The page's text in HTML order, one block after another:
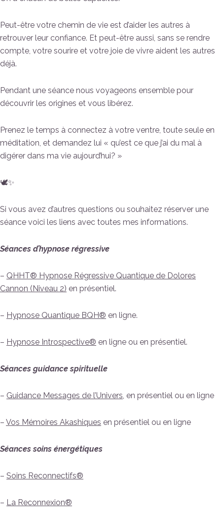
Peut-être votre chemin de vie est d’aider les autres à
retrouver leur confiance. Et peut-être aussi, sans se rendre
compte, votre sourire et votre joie de vivre aident les autres
déjà.
Pendant une séance nous voyageons ensemble pour
découvrir les origines et vous libérez.
Prenez le temps à connectez à votre ventre, toute seule en
méditation, et demandez lui « qu’est ce que j’ai du mal à
digérer dans ma vie aujourd’hui? »
🕊️✨
Si vous avez d’autres questions ou souhaitez réserver une
séance voici les liens avec toutes mes informations.
Séances d’hypnose régressive
– QHHT® Hypnose Régressive Quantique de Dolores
Cannon (Niveau 2) en présentiel.
– Hypnose Quantique BQH® en ligne.
– Hypnose Introspective® en ligne ou en présentiel.
Séances guidance spirituelle
– Guidance Messages de l’Univers, en présentiel ou en ligne
– Vos Mémoires Akashiques en présentiel ou en ligne
Séances soins énergétiques
– Soins Reconnectifs®
– La Reconnexion®